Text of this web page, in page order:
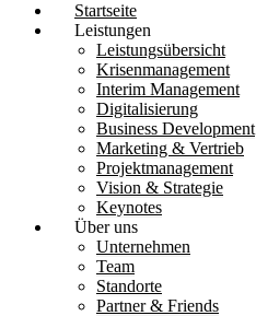
Startseite
Leistungen
Leistungsübersicht
Krisen­management
Interim Management
Digitalisierung
Business Development
Marketing & Vertrieb
Projektmanagement
Vision & Strategie
Keynotes
Über uns
Unternehmen
Team
Standorte
Partner & Friends